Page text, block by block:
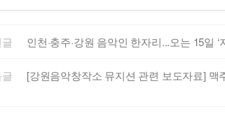
인천·충주·강원 음악인 한자리...오는 15일
[강원음악창작소 뮤지션 관련 보도자료] 맥